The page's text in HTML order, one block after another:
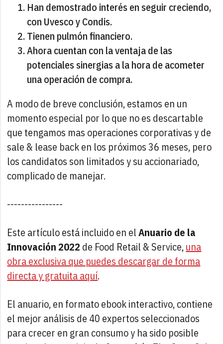
Han demostrado interés en seguir creciendo,
con Uvesco y Condis.
Tienen pulmón financiero.
Ahora cuentan con la ventaja de las
potenciales sinergias a la hora de acometer
una operación de compra.
A modo de breve conclusión, estamos en un
momento especial por lo que no es descartable
que tengamos mas operaciones corporativas y de
sale & lease back en los próximos 36 meses, pero
los candidatos son limitados y su accionariado,
complicado de manejar.
----------------
Este artículo está incluido en elAnuario de la
Innovación 2022 de Food Retail & Service,una
obra exclusiva que puedes descargar de forma
directa y gratuita aquí.
El anuario, en formato ebook interactivo, contiene
el mejor análisis de 40 expertos seleccionados
para crecer en gran consumo y ha sido posible